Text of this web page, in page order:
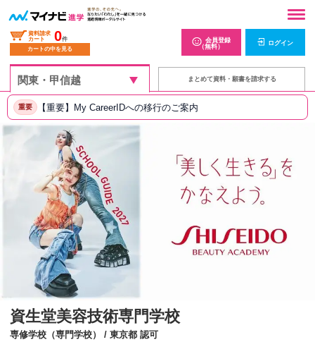
資料請求
カート
0件
カートの中を見る
会員登録
（無料）
ログイン
まとめて資料・願書を請求する
重要 【重要】My CareerIDへの移行のご案内
資生堂美容技術専門学校
専修学校（専門学校） / 東京都 認可